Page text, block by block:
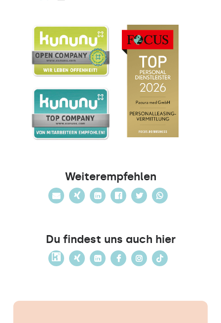
Weiterempfehlen
Du findest uns auch hier